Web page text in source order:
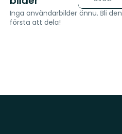
Inga användarbilder ännu. Bli den
första att dela!